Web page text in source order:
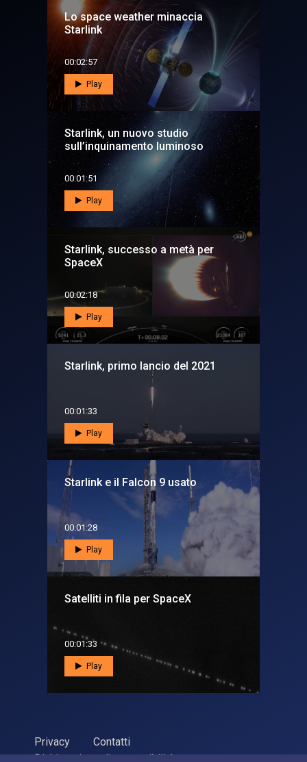
Lo space weather minaccia
Starlink
00:02:57
Play
Starlink, un nuovo studio
sull’inquinamento luminoso
00:01:51
Play
Starlink, successo a metà per
SpaceX
00:02:18
Play
Starlink, primo lancio del 2021
00:01:33
Play
Starlink e il Falcon 9 usato
00:01:28
Play
Satelliti in fila per SpaceX
00:01:33
Play
Privacy
Contatti
Dichiarazione di accessibilità